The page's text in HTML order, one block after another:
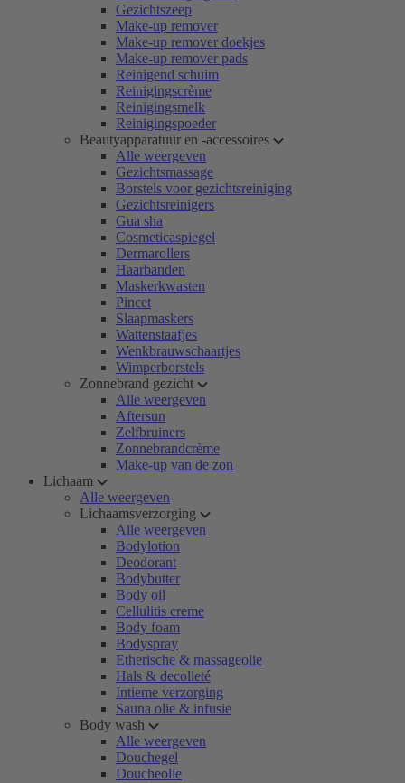
Gezichtszeep
Make-up remover
Make-up remover doekjes
Make-up remover pads
Reinigend schuim
Reinigingscrème
Reinigingsmelk
Reinigingspoeder
Beautyapparatuur en -accessoires
Alle weergeven
Gezichtsmassage
Borstels voor gezichtsreiniging
Gezichtsreinigers
Gua sha
Cosmeticaspiegel
Dermarollers
Haarbanden
Maskerkwasten
Pincet
Slaapmaskers
Wattenstaafjes
Wenkbrauwschaartjes
Wimperborstels
Zonnebrand gezicht
Alle weergeven
Aftersun
Zelfbruiners
Zonnebrandcrème
Make-up van de zon
Lichaam
Alle weergeven
Lichaamsverzorging
Alle weergeven
Bodylotion
Deodorant
Bodybutter
Body oil
Cellulitis creme
Body foam
Bodyspray
Etherische & massageolie
Hals & decolleté
Intieme verzorging
Sauna olie & infusie
Body wash
Alle weergeven
Douchegel
Doucheolie